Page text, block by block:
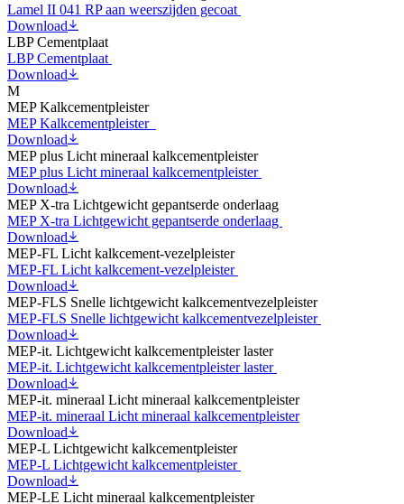
Lamel II 041 RP aan weerszijden gecoat
Download
LBP Cementplaat
LBP Cementplaat
Download
M
MEP Kalkcementpleister
MEP Kalkcementpleister
Download
MEP plus Licht mineraal kalkcementpleister
MEP plus Licht mineraal kalkcementpleister
Download
MEP X-tra Lichtgewicht gepantserde onderlaag
MEP X-tra Lichtgewicht gepantserde onderlaag
Download
MEP-FL Licht kalkcement-vezelpleister
MEP-FL Licht kalkcement-vezelpleister
Download
MEP-FLS Snelle lichtgewicht kalkcementvezelpleister
MEP-FLS Snelle lichtgewicht kalkcementvezelpleister
Download
MEP-it. Lichtgewicht kalkcementpleisterlaster
MEP-it. Lichtgewicht kalkcementpleisterlaster
Download
MEP-it. mineraal Licht mineraal kalkcementpleister
MEP-it. mineraal Licht mineraal kalkcementpleister
Download
MEP-L Lichtgewicht kalkcementpleister
MEP-L Lichtgewicht kalkcementpleister
Download
MEP-LE Licht mineraal kalkcementpleister